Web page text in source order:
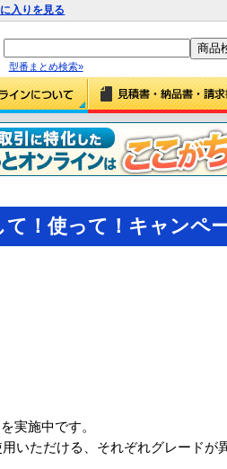
入りを見る
型番まとめ検索»
！使って！キャンペ
実施中です。
いただける、それぞれグレードが